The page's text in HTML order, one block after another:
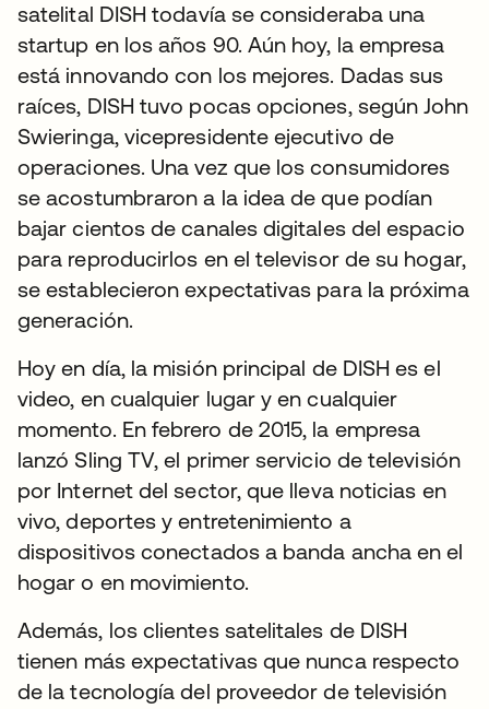
satelital DISH todavía se consideraba una
startup en los años 90. Aún hoy, la empresa
está innovando con los mejores. Dadas sus
raíces, DISH tuvo pocas opciones, según John
Swieringa, vicepresidente ejecutivo de
operaciones. Una vez que los consumidores
se acostumbraron a la idea de que podían
bajar cientos de canales digitales del espacio
para reproducirlos en el televisor de su hogar,
se establecieron expectativas para la próxima
generación.
Hoy en día, la misión principal de DISH es el
video, en cualquier lugar y en cualquier
momento. En febrero de 2015, la empresa
lanzó Sling TV, el primer servicio de televisión
por Internet del sector, que lleva noticias en
vivo, deportes y entretenimiento a
dispositivos conectados a banda ancha en el
hogar o en movimiento.
Además, los clientes satelitales de DISH
tienen más expectativas que nunca respecto
de la tecnología del proveedor de televisión